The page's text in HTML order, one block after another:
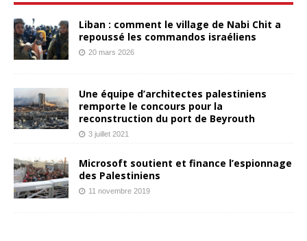
Liban : comment le village de Nabi Chit a
repoussé les commandos israéliens
20 mars 2026
Une équipe d’architectes palestiniens
remporte le concours pour la
reconstruction du port de Beyrouth
3 juillet 2021
Microsoft soutient et finance l’espionnage
des Palestiniens
11 novembre 2019